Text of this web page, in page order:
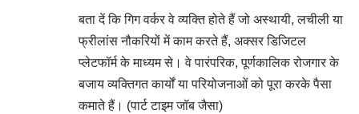
बता दें कि गिग वर्कर वे व्यक्ति होते हैं जो अस्थायी, लचीली या
फ्रीलांस नौकरियों में काम करते हैं, अक्सर डिजिटल
प्लेटफॉर्म के माध्यम से। वे पारंपरिक, पूर्णकालिक रोजगार के
बजाय व्यक्तिगत कार्यों या परियोजनाओं को पूरा करके पैसा
कमाते हैं। (पार्ट टाइम जॉब जैसा)